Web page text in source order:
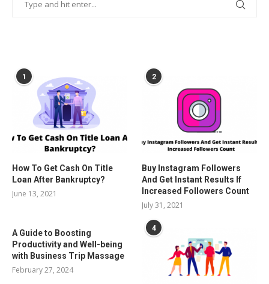
1
How To Get Cash On Title
Loan After Bankruptcy?
June 13, 2021
2
Buy Instagram Followers
And Get Instant Results If
Increased Followers Count
July 31, 2021
A Guide to Boosting
Productivity and Well-being
with Business Trip Massage
February 27, 2024
4